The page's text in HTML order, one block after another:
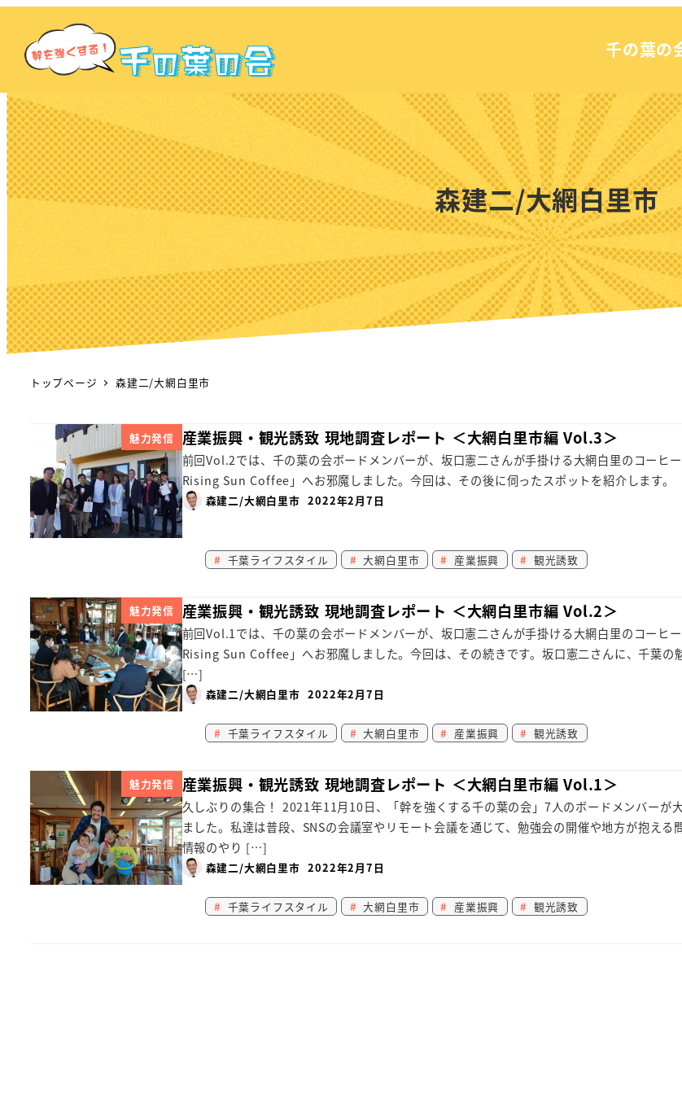
千の葉の
森建二/大網白里市
トップページ 森建二/大網白里市
魅力発信 産業振興・観光誘致 現地調査レポート ＜大網白里市編 Vol.3＞
前回Vol.2では、千の葉の会ボードメンバーが、坂口憲二さんが手掛ける大網白里のコーヒ
Rising Sun Coffee」へお邪魔しました。今回は、その後に伺ったスポットを紹介します
森建二/大網白里市 2022年2月7日
千葉ライフスタイル 大網白里市 産業振興 観光誘致
魅力発信 産業振興・観光誘致 現地調査レポート ＜大網白里市編 Vol.2＞
前回Vol.1では、千の葉の会ボードメンバーが、坂口憲二さんが手掛ける大網白里のコーヒ
Rising Sun Coffee」へお邪魔しました。今回は、その続きです。坂口憲二さんに、千葉の
[…]
森建二/大網白里市 2022年2月7日
千葉ライフスタイル 大網白里市 産業振興 観光誘致
魅力発信 産業振興・観光誘致 現地調査レポート ＜大網白里市編 Vol.1＞
久しぶりの集合！ 2021年11月10日、「幹を強くする千の葉の会」7人のボードメンバーが
ました。私達は普段、SNSの会議室やリモート会議を通じて、勉強会の開催や地方が抱える
情報のやり […]
森建二/大網白里市 2022年2月7日
千葉ライフスタイル 大網白里市 産業振興 観光誘致